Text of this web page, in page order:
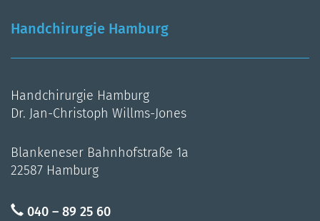
Handchirurgie Hamburg
Handchirurgie Hamburg
Dr. Jan-Christoph Willms-Jones
Blankeneser Bahnhofstraße 1a
22587 Hamburg
040 – 89 25 60